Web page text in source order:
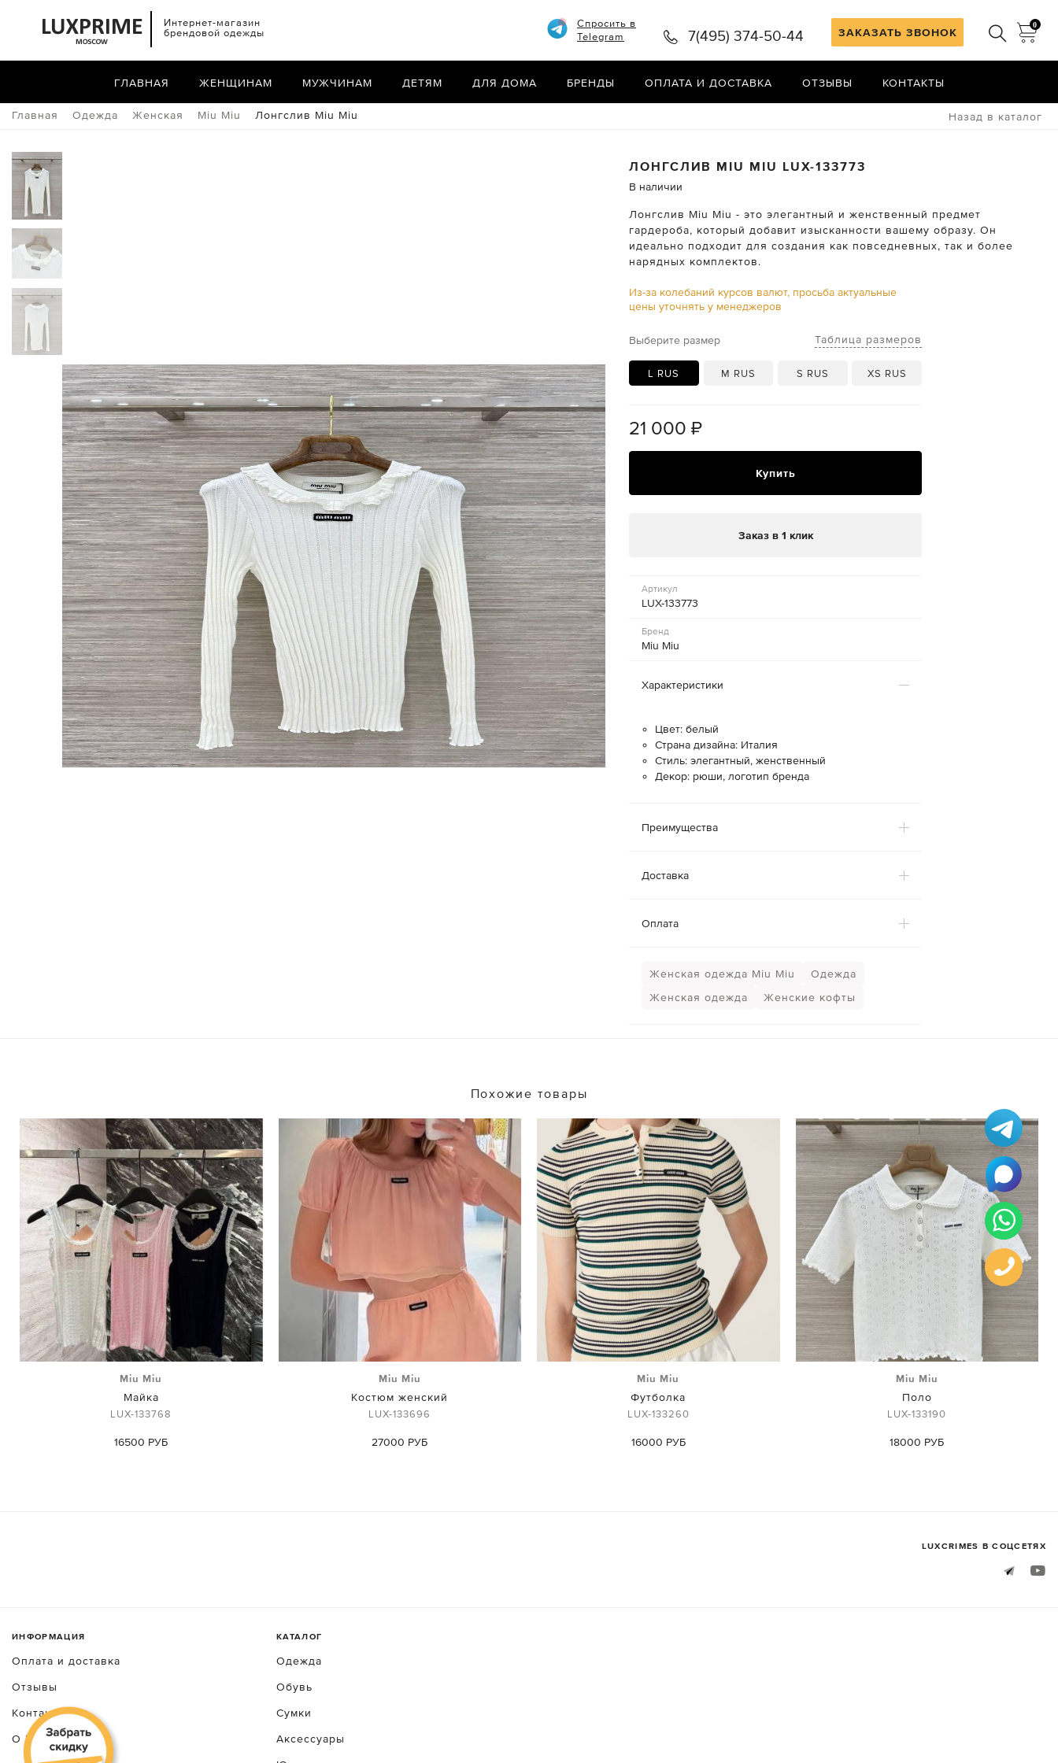
Интернет-магазин
брендовой одежды
ЗАКАЗАТЬ ЗВОНОК
0
Спросить в
Telegram
7(495) 374-50-44
ГЛАВНАЯ ЖЕНЩИНАМ МУЖЧИНАМ ДЕТЯМ ДЛЯ ДОМА БРЕНДЫ ОПЛАТА И ДОСТАВКА ОТЗЫВЫ КОНТАКТЫ
Главная Одежда Женская Miu Miu Лонгслив Miu Miu Назад в каталог
ЛОНГСЛИВ MIU MIU LUX-133773
В наличии
Лонгслив Miu Miu - это элегантный и женственный предмет
гардероба, который добавит изысканности вашему образу. Он
идеально подходит для создания как повседневных, так и более
нарядных комплектов.
Из-за колебаний курсов валют, просьба актуальные
цены уточнять у менеджеров
Выберите размер Таблица размеров
L RUS M RUS S RUS XS RUS
21 000 ₽
Купить
Заказ в 1 клик
Артикул
LUX-133773
Бренд
Miu Miu
Характеристики
Цвет: белый
Страна дизайна: Италия
Стиль: элегантный, женственный
Декор: рюши, логотип бренда
Преимущества
Доставка
Оплата
Женская одежда Miu Miu
Одежда
Женская одежда
Женские кофты
Похожие товары
Miu Miu
Майка
LUX-133768
16500 РУБ
Miu Miu
Костюм женский
LUX-133696
27000 РУБ
Miu Miu
Футболка
LUX-133260
16000 РУБ
Miu Miu
Поло
LUX-133190
18000 РУБ
LUXСRIMES В СОЦСЕТЯХ
ИНФОРМАЦИЯ
Оплата и доставка
Отзывы
Контакты
О luxecrime
КАТАЛОГ
Одежда
Обувь
Сумки
Аксессуары